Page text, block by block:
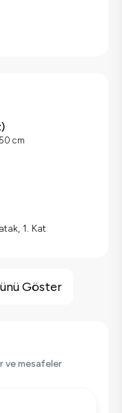
)
cm
1. Kat
Göster
ve mesafeler